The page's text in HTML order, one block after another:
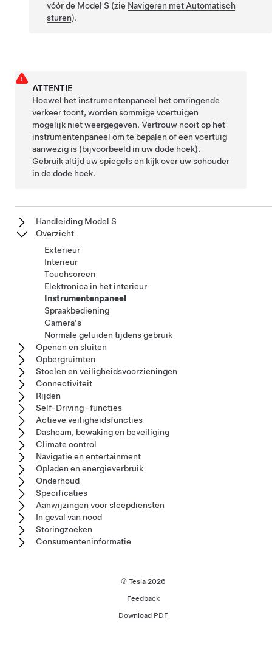
vóór de Model S (zie Navigeren met Automatisch
sturen).
ATTENTIE
Hoewel het instrumentenpaneel het omringende
verkeer toont, worden sommige voertuigen
mogelijk niet weergegeven. Vertrouw nooit op het
instrumentenpaneel om te bepalen of een voertuig
aanwezig is (bijvoorbeeld in uw dode hoek).
Gebruik altijd uw spiegels en kijk over uw schouder
in de dode hoek.
Handleiding Model S
Overzicht
Exterieur
Interieur
Touchscreen
Elektronica in het interieur
Instrumentenpaneel
Spraakbediening
Camera's
Normale geluiden tijdens gebruik
Openen en sluiten
Opbergruimten
Stoelen en veiligheidsvoorzieningen
Connectiviteit
Rijden
Self-Driving -functies
Actieve veiligheidsfuncties
Dashcam, bewaking en beveiliging
Climate control
Navigatie en entertainment
Opladen en energieverbruik
Onderhoud
Specificaties
Aanwijzingen voor sleepdiensten
In geval van nood
Storingzoeken
Consumenteninformatie
© Tesla 2026
Feedback
Download PDF